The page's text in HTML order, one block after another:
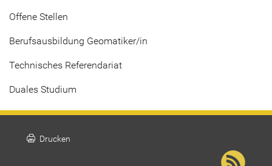
Offene Stellen
Berufsausbildung Geomatiker/in
Technisches Referendariat
Duales Studium
print Drucken